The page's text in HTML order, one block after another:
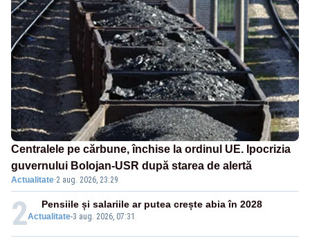
Centralele pe cărbune, închise la ordinul UE. Ipocrizia
guvernului Bolojan-USR după starea de alertă
Actualitate·2 aug. 2026, 23:29
2Actualitate-3 aug. 2026, 07:31
Pensiile și salariile ar putea crește abia în 2028